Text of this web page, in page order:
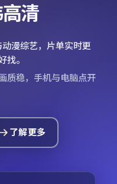
清
漫综艺，片单实时更
找。
质稳，手机与电脑点开
了解更多